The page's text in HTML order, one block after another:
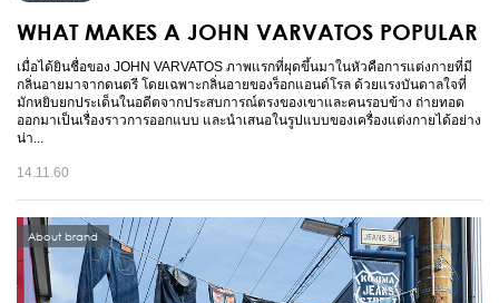
WHAT MAKES A JOHN VARVATOS POPULAR
เมื่อได้ยินชื่อของ JOHN VARVATOS ภาพแรกที่ผุดขึ้นมาในหัวคือการแต่งกายที่มี
กลิ่นอายมาจากดนตรี โดยเฉพาะกลิ่นอายของร็อกแอนด์โรล ด้วยแรงบันดาลใจที่
มักหยิบยกประเด็นในอดีตจากประสบการณ์ตรงของเขาและคนรอบข้าง ถ่ายทอด
ออกมาเป็นเรื่องราวการออกแบบ และนำเสนอในรูปแบบของเครื่องแต่งกายได้อย่าง
น่า...
14.11.60
About brand